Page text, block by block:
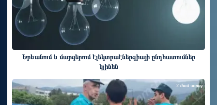
Երևանում և մարզերում էլեկտրաէներգիայի ընդհատումներ
կլինեն
2 ժամ առաջ